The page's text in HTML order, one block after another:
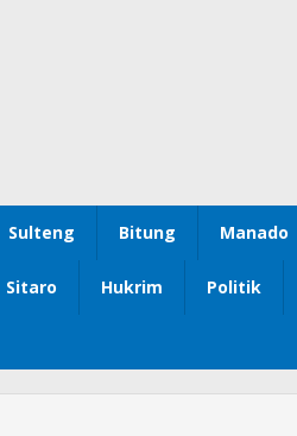
Sulteng Bitung Manado
Sitaro Hukrim Politik